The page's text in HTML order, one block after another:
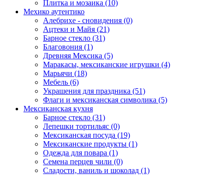
Плитка и мозаика (10)
Мехико аутентико
Алебрихе - сновидения (0)
Ацтеки и Майя (21)
Барное стекло (31)
Благовония (1)
Древняя Мексика (5)
Маракасы, мексиканские игрушки (4)
Марьячи (18)
Мебель (6)
Украшения для праздника (51)
Флаги и мексиканская символика (5)
Мексиканская кухня
Барное стекло (31)
Лепешки тортильяс (0)
Мексиканская посуда (19)
Мексиканские продукты (1)
Одежда для повара (1)
Семена перцев чили (0)
Сладости, ваниль и шоколад (1)